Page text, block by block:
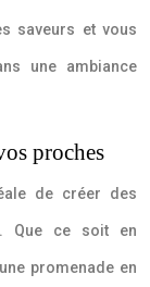
saveurs et vous
une ambiance
proches
de créer des
Que ce soit en
promenade en